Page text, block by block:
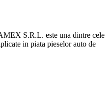
S.R.L. este una dintre cele
in piata pieselor auto de